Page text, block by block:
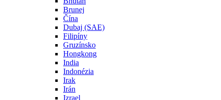
Brunej
Čína
Dubaj (SAE)
Filipíny
Gruzínsko
Hongkong
India
Indonézia
Irak
Irán
Izrael